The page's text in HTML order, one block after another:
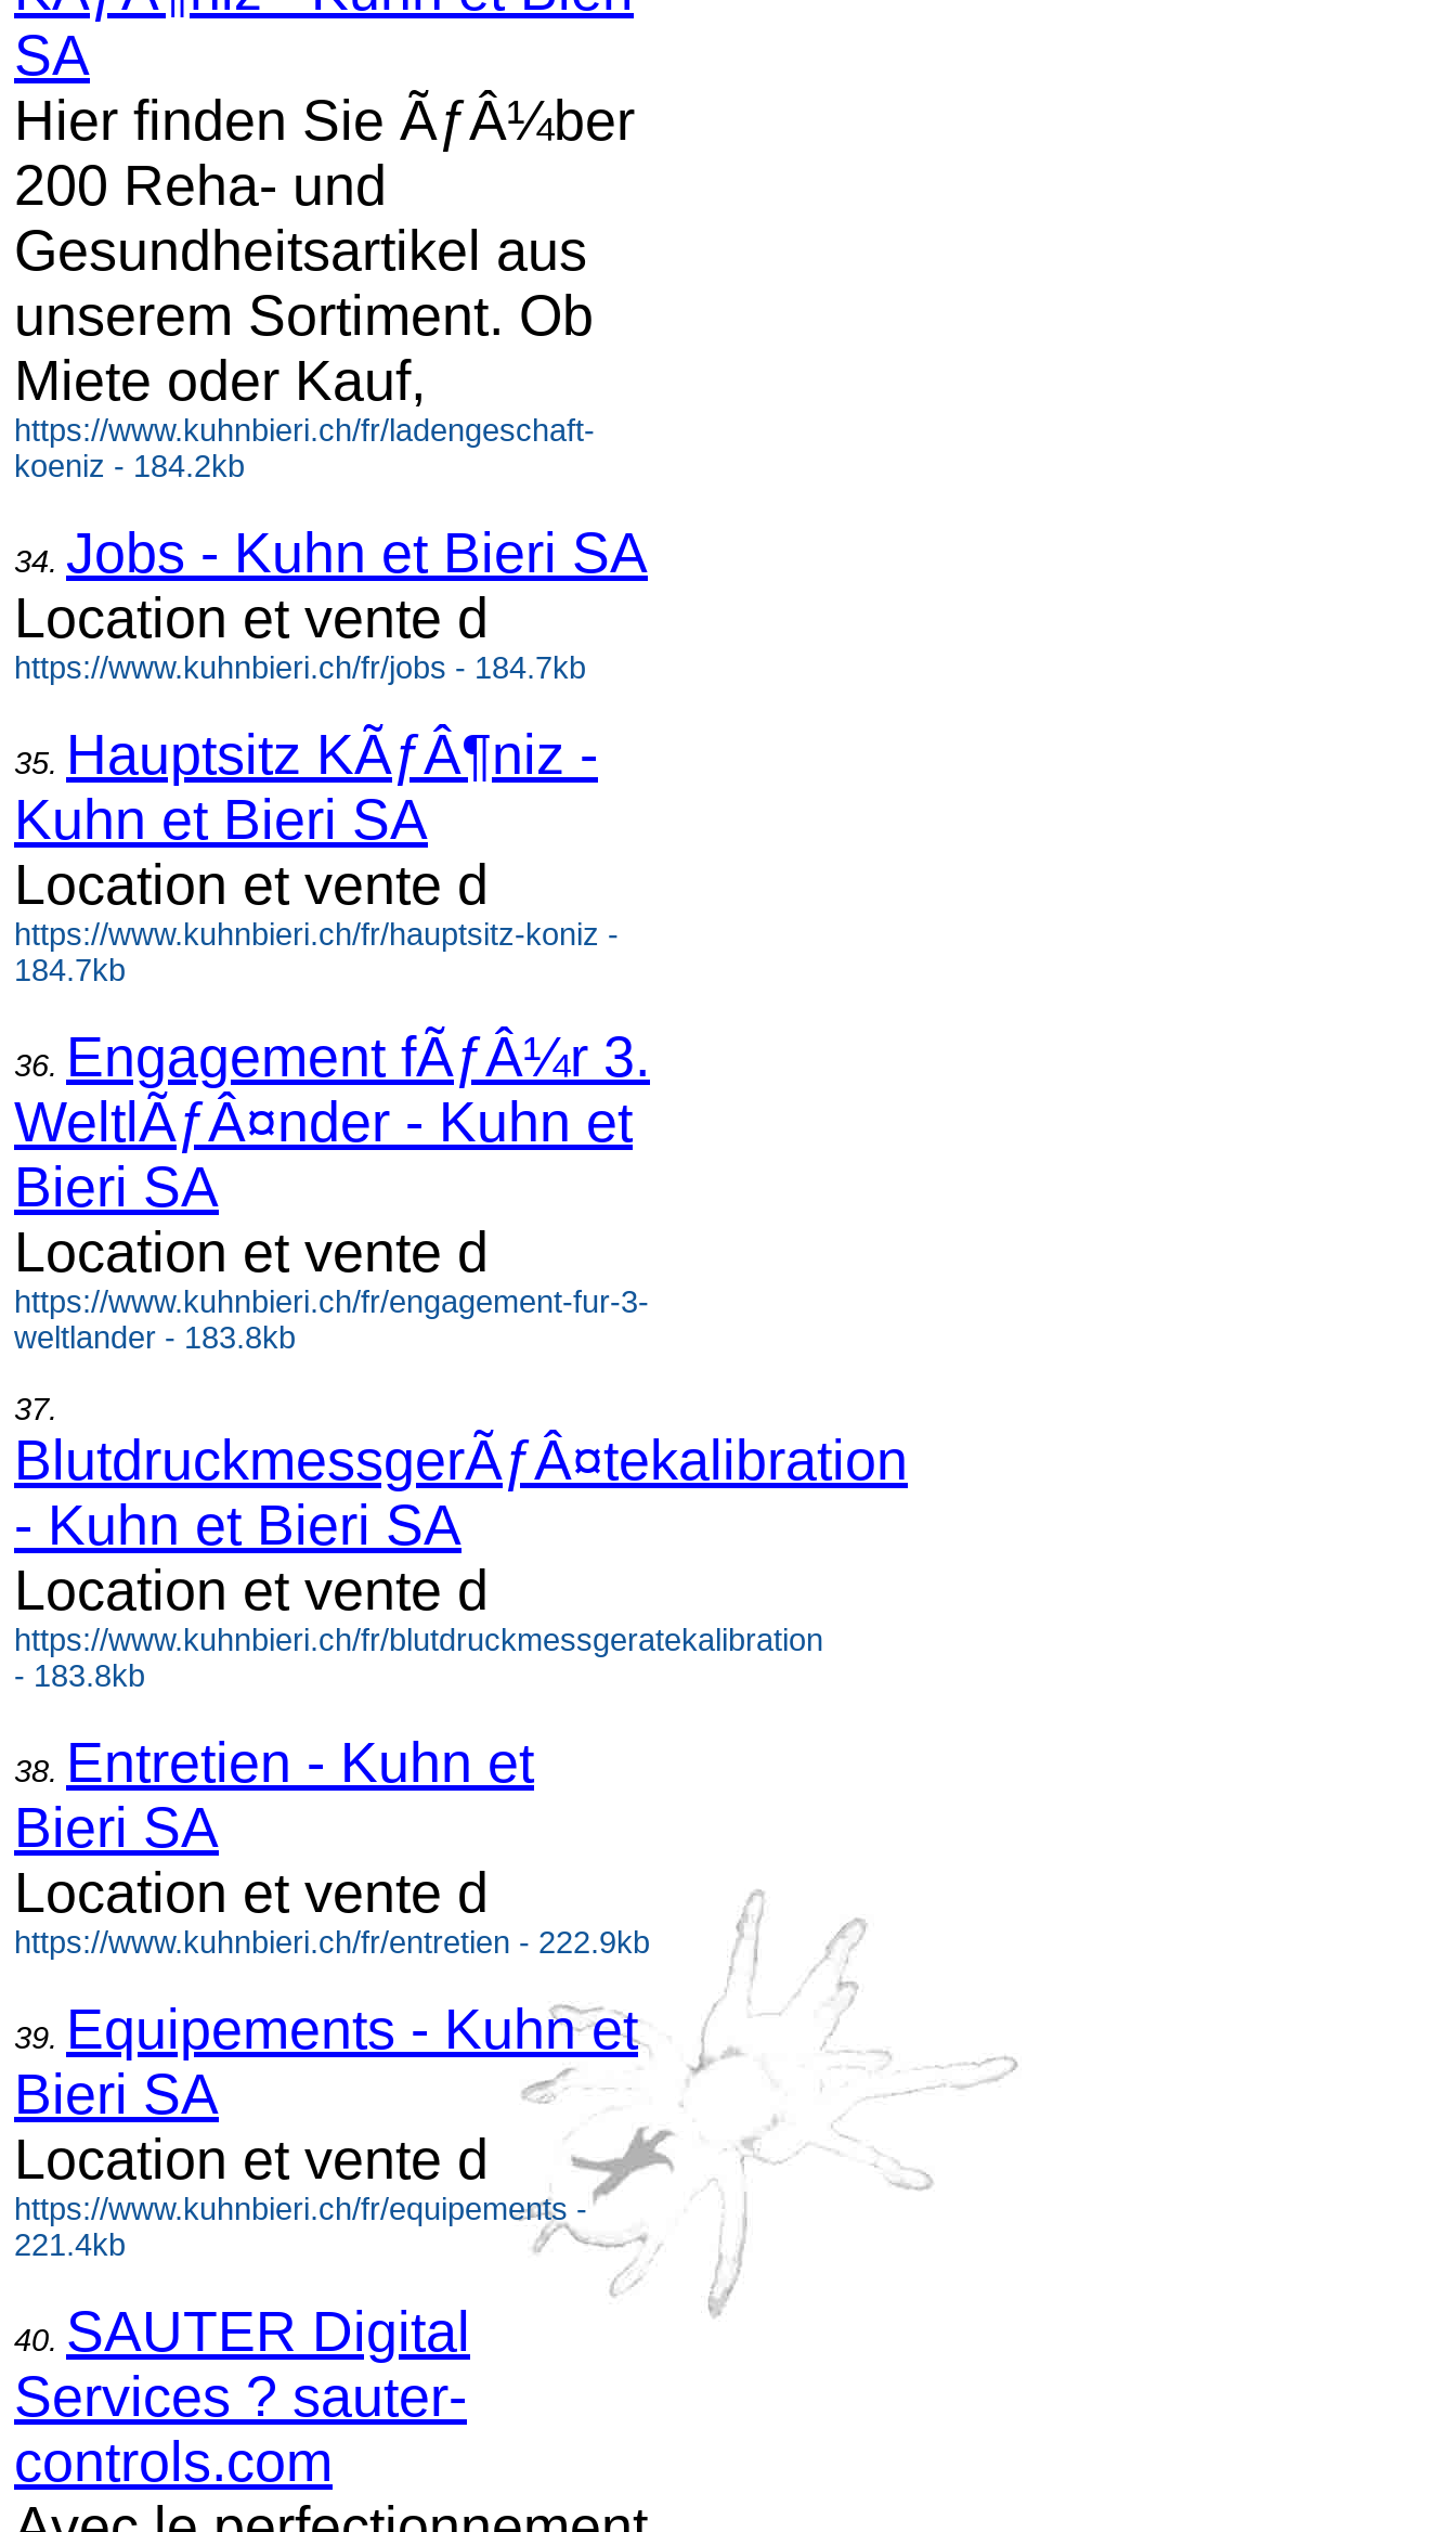
SA
Hier finden Sie ÃƒÂ¼ber
200 Reha- und
Gesundheitsartikel aus
unserem Sortiment. Ob
Miete oder Kauf,
https://www.kuhnbieri.ch/fr/ladengeschaft-
koeniz - 184.2kb
34. Jobs - Kuhn et Bieri SA
Location et vente d
https://www.kuhnbieri.ch/fr/jobs - 184.7kb
35. Hauptsitz KÃƒÂ¶niz -
Kuhn et Bieri SA
Location et vente d
https://www.kuhnbieri.ch/fr/hauptsitz-koniz -
184.7kb
36. Engagement fÃƒÂ¼r 3.
WeltlÃƒÂ¤nder - Kuhn et
Bieri SA
Location et vente d
https://www.kuhnbieri.ch/fr/engagement-fur-3-
weltlander - 183.8kb
37.
BlutdruckmessgerÃƒÂ¤tekalibration
- Kuhn et Bieri SA
Location et vente d
https://www.kuhnbieri.ch/fr/blutdruckmessgeratekalibration
- 183.8kb
38. Entretien - Kuhn et
Bieri SA
Location et vente d
https://www.kuhnbieri.ch/fr/entretien - 222.9kb
39. Equipements - Kuhn et
Bieri SA
Location et vente d
https://www.kuhnbieri.ch/fr/equipements -
221.4kb
40. SAUTER Digital
Services ? sauter-
controls.com